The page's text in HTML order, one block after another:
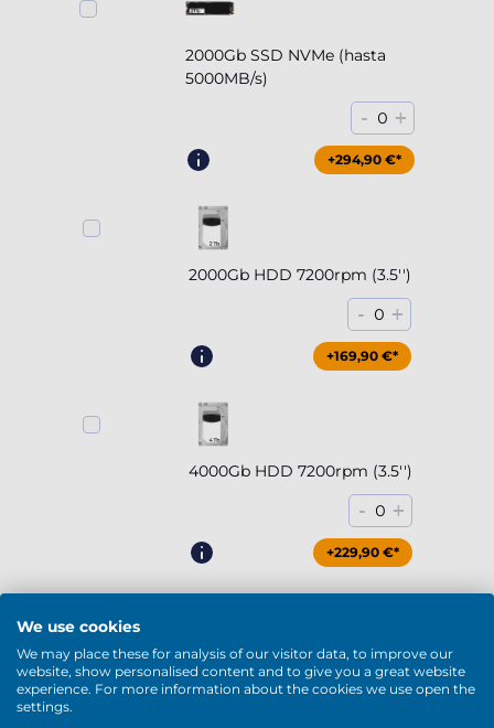
2000Gb SSD NVMe (hasta
5000MB/s)
- 0 +
+294,90 €*
2000Gb HDD 7200rpm (3.5'')
- 0 +
+169,90 €*
4000Gb HDD 7200rpm (3.5'')
- 0 +
+229,90 €*
Mostrar más
DVD / Blu-Ray
We use cookies
We may place these for analysis of our visitor data, to improve our
website, show personalised content and to give you a great website
experience. For more information about the cookies we use open the
settings.